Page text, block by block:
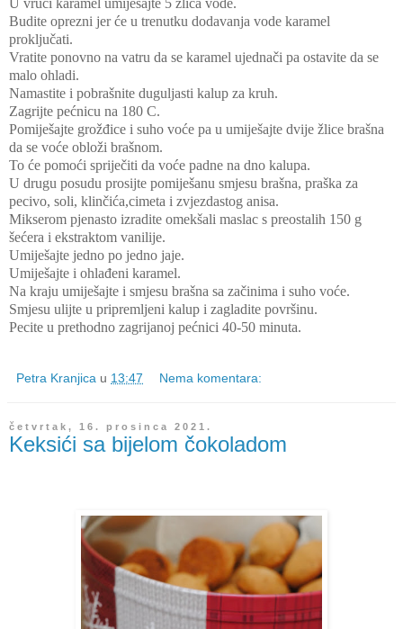
Budite oprezni jer će u trenutku dodavanja vode karamel
proključati.
Vratite ponovno na vatru da se karamel ujednači pa ostavite da se
malo ohladi.
Namastite i pobrašnite duguljasti kalup za kruh.
Zagrijte pećnicu na 180 C.
Pomiješajte grožđice i suho voće pa u umiješajte dvije žlice brašna
da se voće obloži brašnom.
To će pomoći spriječiti da voće padne na dno kalupa.
U drugu posudu prosijte pomiješanu smjesu brašna, praška za
pecivo, soli, klinčića,cimeta i zvjezdastog anisa.
Mikserom pjenasto izradite omekšali maslac s preostalih 150 g
šećera i ekstraktom vanilije.
Umiješajte jedno po jedno jaje.
Umiješajte i ohlađeni karamel.
Na kraju umiješajte i smjesu brašna sa začinima i suho voće.
Smjesu ulijte u pripremljeni kalup i zagladite površinu.
Pecite u prethodno zagrijanoj pećnici 40-50 minuta.
Petra Kranjica u 13:47 Nema komentara:
četvrtak, 16. prosinca 2021.
Keksići sa bijelom čokoladom